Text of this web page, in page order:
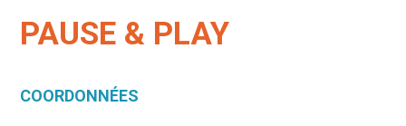
PAUSE & PLAY
COORDONNÉES